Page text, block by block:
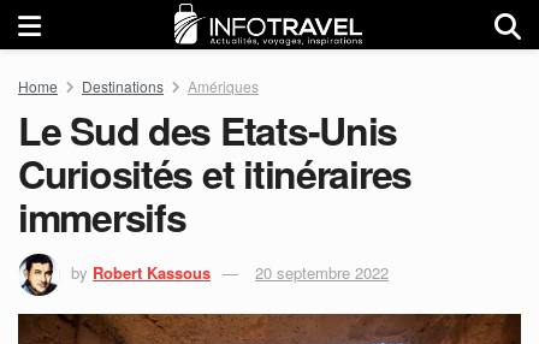
Home Destinations Amériques
Le Sud des Etats-Unis
Curiosités et itinéraires
immersifs
by Robert Kassous 20 septembre 2022